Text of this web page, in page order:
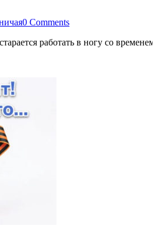
0 Comments
работать в ногу со